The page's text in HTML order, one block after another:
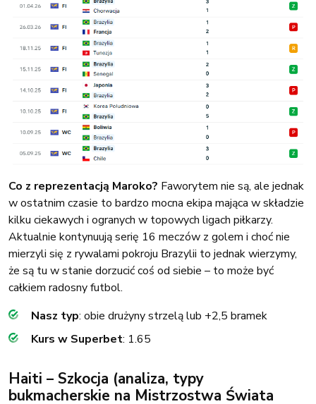
Co z reprezentacją Maroko? Faworytem nie są, ale jednak
w ostatnim czasie to bardzo mocna ekipa mająca w składzie
kilku ciekawych i ogranych w topowych ligach piłkarzy.
Aktualnie kontynuują serię 16 meczów z golem i choć nie
mierzyli się z rywalami pokroju Brazylii to jednak wierzymy,
że są tu w stanie dorzucić coś od siebie – to może być
całkiem radosny futbol.
Nasz typ: obie drużyny strzelą lub +2,5 bramek
Kurs w Superbet: 1.65
Haiti – Szkocja (analiza, typy
bukmacherskie na Mistrzostwa Świata